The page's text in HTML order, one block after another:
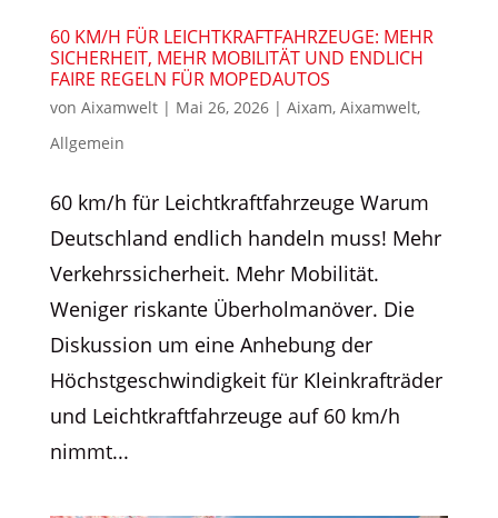
60 KM/H FÜR LEICHTKRAFTFAHRZEUGE: MEHR
SICHERHEIT, MEHR MOBILITÄT UND ENDLICH
FAIRE REGELN FÜR MOPEDAUTOS
von Aixamwelt| Mai 26, 2026| Aixam, Aixamwelt,
Allgemein
60 km/h für Leichtkraftfahrzeuge Warum
Deutschland endlich handeln muss! Mehr
Verkehrssicherheit. Mehr Mobilität.
Weniger riskante Überholmanöver. Die
Diskussion um eine Anhebung der
Höchstgeschwindigkeit für Kleinkrafträder
und Leichtkraftfahrzeuge auf 60 km/h
nimmt...